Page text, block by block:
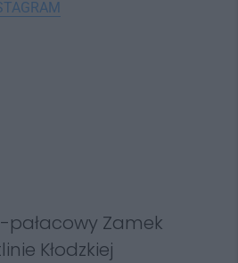
pałacowy Zamek
Kłodzkiej